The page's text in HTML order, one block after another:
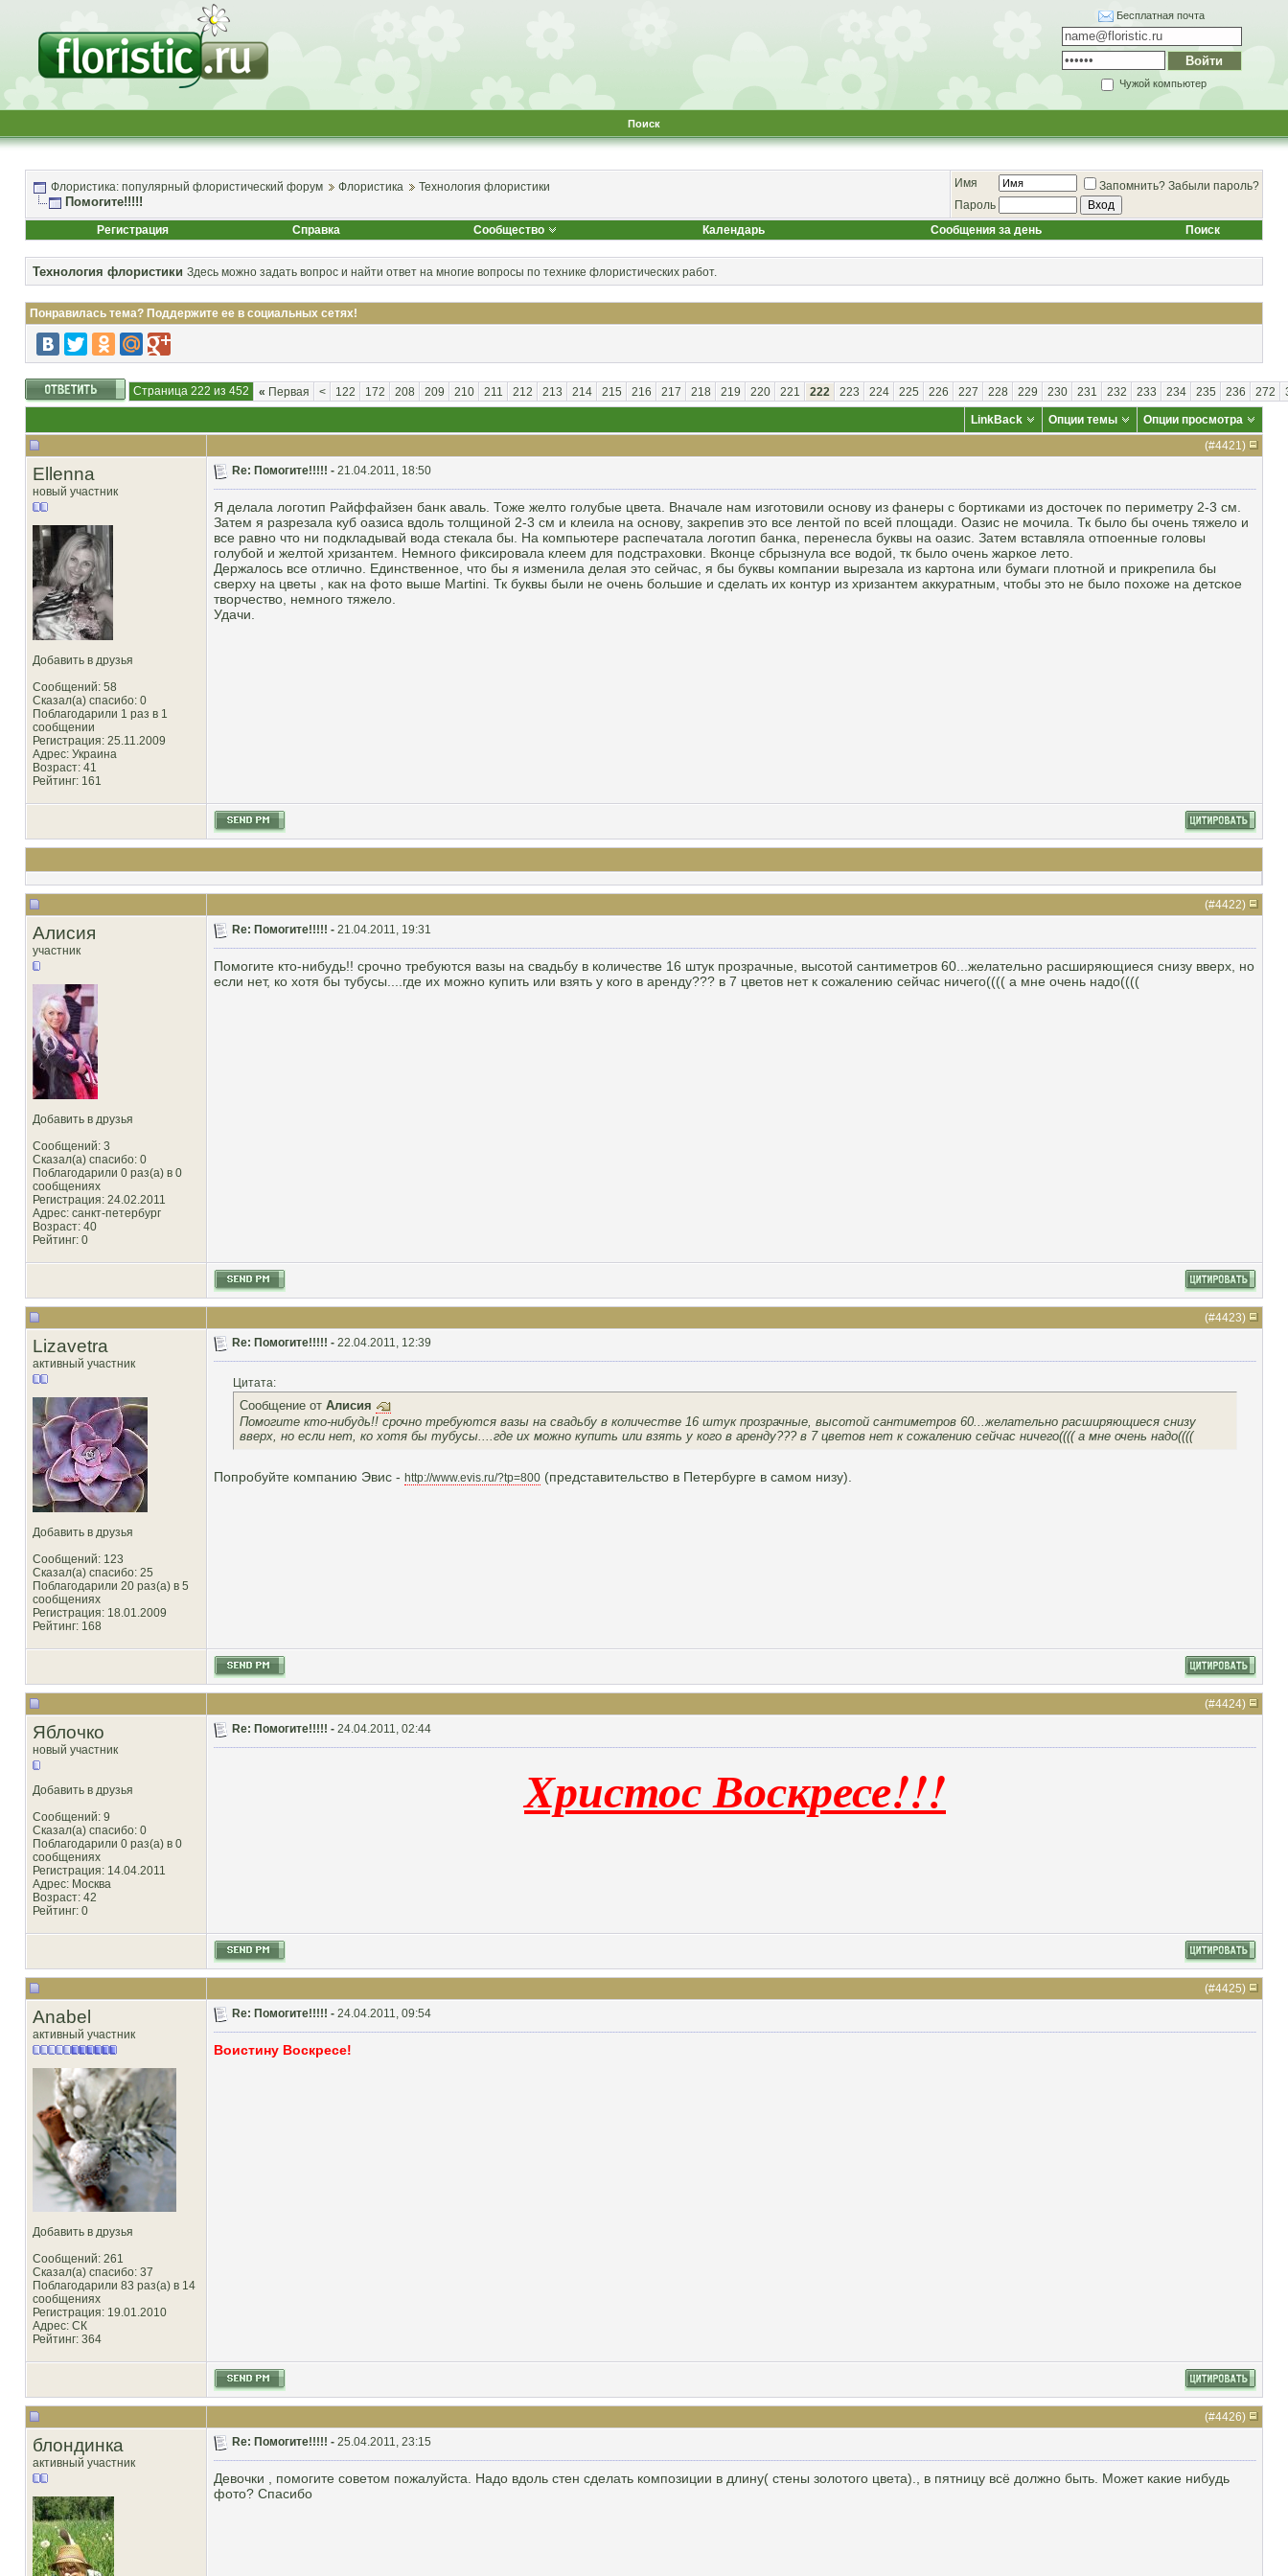
Бесплатная почта
Чужой компьютер
Поиск
Флористика: популярный флористический форум Флористика Технология флористики
Помогите!!!!!
Имя Запомнить? Забыли пароль?
Пароль
Регистрация
Справка Сообщество Календарь Сообщения за день Поиск
Технология флористики Здесь можно задать вопрос и найти ответ на многие вопросы по технике флористических работ.
Понравилась тема? Поддержите ее в социальных сетях!
Страница 222 из 452 « Первая < 122 172 208 209 210 211 212 213 214 215 216 217 218 219 220 221 222 223 224 225 226 227 228 229 230 231 232 233 234 235 236 272
LinkBack Опции темы
Опции просмотра
(#4421)
Ellenna
новый участник
Добавить в друзья
Сообщений: 58
Сказал(а) спасибо: 0
Поблагодарили 1 раз в 1
сообщении
Регистрация: 25.11.2009
Адрес: Украина
Возраст: 41
Рейтинг: 161
Re: Помогите!!!!! - 21.04.2011, 18:50
Я делала логотип Райффайзен банк аваль. Тоже желто голубые цвета. Вначале нам изготовили основу из фанеры с бортиками из досточек по периметру 2-3 см.
Затем я разрезала куб оазиса вдоль толщиной 2-3 см и клеила на основу, закрепив это все лентой по всей площади. Оазис не мочила. Тк было бы очень тяжело и
все равно что ни подкладывай вода стекала бы. На компьютере распечатала логотип банка, перенесла буквы на оазис. Затем вставляла отпоенные головы
голубой и желтой хризантем. Немного фиксировала клеем для подстраховки. Вконце сбрызнула все водой, тк было очень жаркое лето.
Держалось все отлично. Единственное, что бы я изменила делая это сейчас, я бы буквы компании вырезала из картона или бумаги плотной и прикрепила бы
сверху на цветы , как на фото выше Martini. Тк буквы были не очень большие и сделать их контур из хризантем аккуратным, чтобы это не было похоже на детское
творчество, немного тяжело.
Удачи.
(#4422)
Алисия
участник
Добавить в друзья
Сообщений: 3
Сказал(а) спасибо: 0
Поблагодарили 0 раз(а) в 0
сообщениях
Регистрация: 24.02.2011
Адрес: санкт-петербург
Возраст: 40
Рейтинг: 0
Re: Помогите!!!!! - 21.04.2011, 19:31
Помогите кто-нибудь!! срочно требуются вазы на свадьбу в количестве 16 штук прозрачные, высотой сантиметров 60...желательно расширяющиеся снизу вверх, но
если нет, ко хотя бы тубусы....где их можно купить или взять у кого в аренду??? в 7 цветов нет к сожалению сейчас ничего(((( а мне очень надо((((
(#4423)
Lizavetra
активный участник
Добавить в друзья
Сообщений: 123
Сказал(а) спасибо: 25
Поблагодарили 20 раз(а) в 5
сообщениях
Регистрация: 18.01.2009
Рейтинг: 168
Re: Помогите!!!!! - 22.04.2011, 12:39
Цитата:
Сообщение от Алисия
Помогите кто-нибудь!! срочно требуются вазы на свадьбу в количестве 16 штук прозрачные, высотой сантиметров 60...желательно расширяющиеся снизу
вверх, но если нет, ко хотя бы тубусы....где их можно купить или взять у кого в аренду??? в 7 цветов нет к сожалению сейчас ничего(((( а мне очень надо((((
Попробуйте компанию Эвис - http://www.evis.ru/?tp=800 (представительство в Петербурге в самом низу).
(#4424)
Яблочко
новый участник
Добавить в друзья
Сообщений: 9
Сказал(а) спасибо: 0
Поблагодарили 0 раз(а) в 0
сообщениях
Регистрация: 14.04.2011
Адрес: Москва
Возраст: 42
Рейтинг: 0
Re: Помогите!!!!! - 24.04.2011, 02:44
Христос Воскресе!!!
(#4425)
Anabel
активный участник
Добавить в друзья
Сообщений: 261
Сказал(а) спасибо: 37
Поблагодарили 83 раз(а) в 14
сообщениях
Регистрация: 19.01.2010
Адрес: СК
Рейтинг: 364
Re: Помогите!!!!! - 24.04.2011, 09:54
Воистину Воскресе!
(#4426)
блондинка
активный участник
Re: Помогите!!!!! - 25.04.2011, 23:15
Девочки , помогите советом пожалуйста. Надо вдоль стен сделать композиции в длину( стены золотого цвета)., в пятницу всё должно быть. Может какие нибудь
фото? Спасибо